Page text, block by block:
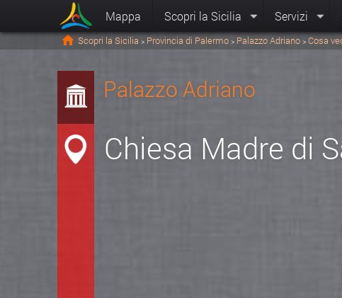
Mappa Scopri la Sicilia Servizi
Scopri la Sicilia > Provincia di Palermo > Palazzo Adriano > Cosa
Palazzo Adriano
Chiesa Madre di